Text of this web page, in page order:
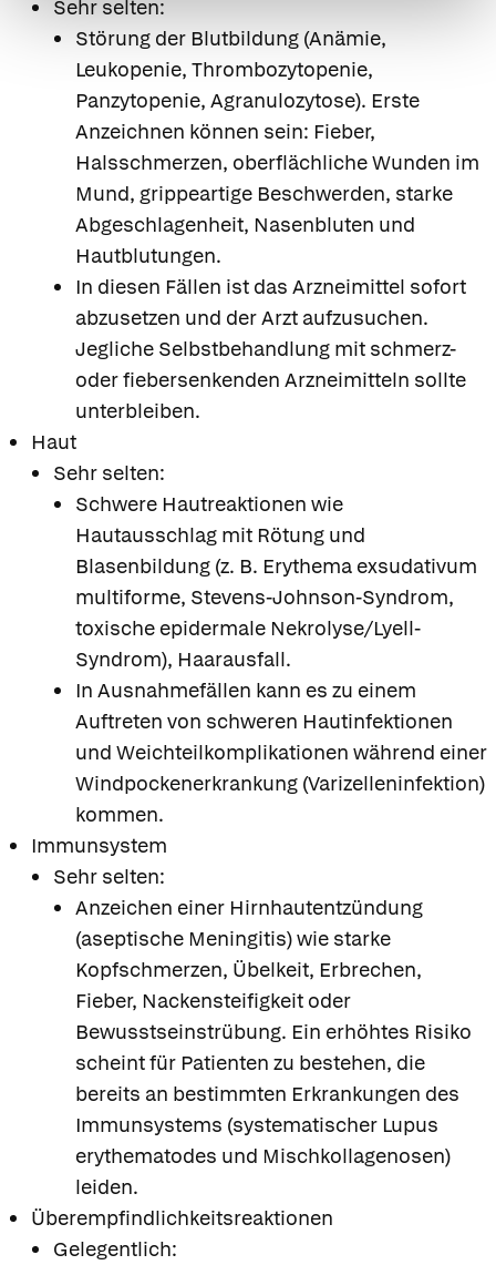
Sehr selten:
Störung der Blutbildung (Anämie,
Leukopenie, Thrombozytopenie,
Panzytopenie, Agranulozytose). Erste
Anzeichnen können sein: Fieber,
Halsschmerzen, oberflächliche Wunden im
Mund, grippeartige Beschwerden, starke
Abgeschlagenheit, Nasenbluten und
Hautblutungen.
In diesen Fällen ist das Arzneimittel sofort
abzusetzen und der Arzt aufzusuchen.
Jegliche Selbstbehandlung mit schmerz-
oder fiebersenkenden Arzneimitteln sollte
unterbleiben.
Haut
Sehr selten:
Schwere Hautreaktionen wie
Hautausschlag mit Rötung und
Blasenbildung (z. B. Erythema exsudativum
multiforme, Stevens-Johnson-Syndrom,
toxische epidermale Nekrolyse/Lyell-
Syndrom), Haarausfall.
In Ausnahmefällen kann es zu einem
Auftreten von schweren Hautinfektionen
und Weichteilkomplikationen während einer
Windpockenerkrankung (Varizelleninfektion)
kommen.
Immunsystem
Sehr selten:
Anzeichen einer Hirnhautentzündung
(aseptische Meningitis) wie starke
Kopfschmerzen, Übelkeit, Erbrechen,
Fieber, Nackensteifigkeit oder
Bewusstseinstrübung. Ein erhöhtes Risiko
scheint für Patienten zu bestehen, die
bereits an bestimmten Erkrankungen des
Immunsystems (systematischer Lupus
erythematodes und Mischkollagenosen)
leiden.
Überempfindlichkeitsreaktionen
Gelegentlich: